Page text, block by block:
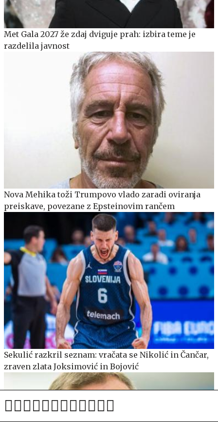
Met Gala 2027 že zdaj dviguje prah: izbira teme je
razdelila javnost
Nova Mehika toži Trumpovo vlado zaradi oviranja
preiskave, povezane z Epsteinovim rančem
Sekulić razkril seznam: vračata se Nikolić in Čančar,
zraven zlata Joksimović in Bojović